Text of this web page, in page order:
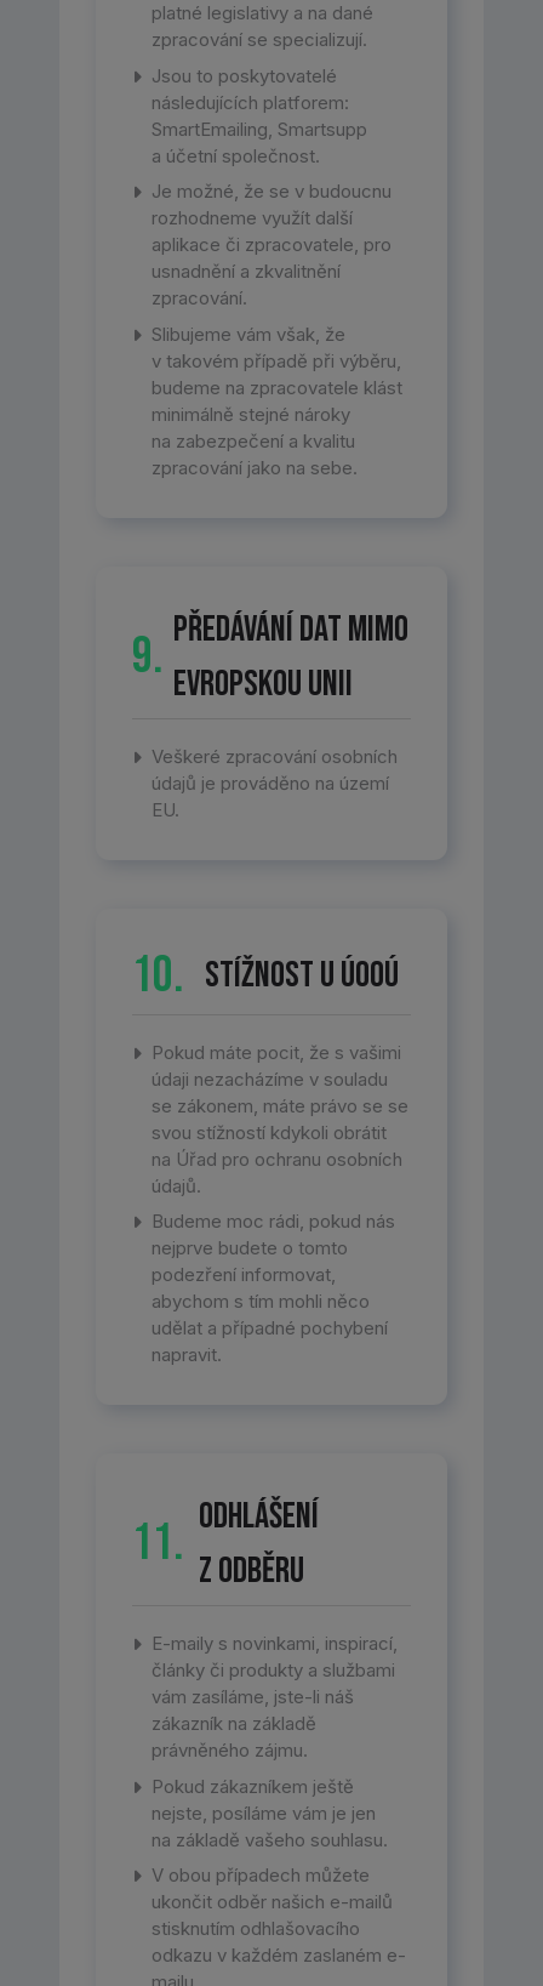
platné legislativy a na dané
zpracování se specializují.
Jsou to poskytovatelé
následujících platforem:
SmartEmailing, Smartsupp
a účetní společnost.
Je možné, že se v budoucnu
rozhodneme využít další
aplikace či zpracovatele, pro
usnadnění a zkvalitnění
zpracování.
Slibujeme vám však, že
v takovém případě při výběru,
budeme na zpracovatele klást
minimálně stejné nároky
na zabezpečení a kvalitu
zpracování jako na sebe.
9. Předávání dat mimo
Evropskou unii
Veškeré zpracování osobních
údajů je prováděno na území
EU.
10. Stížnost u ÚOOÚ
Pokud máte pocit, že s vašimi
údaji nezacházíme v souladu
se zákonem, máte právo se se
svou stížností kdykoli obrátit
na Úřad pro ochranu osobních
údajů.
Budeme moc rádi, pokud nás
nejprve budete o tomto
podezření informovat,
abychom s tím mohli něco
udělat a případné pochybení
napravit.
11. Odhlášení
z odběru
E-maily s novinkami, inspirací,
články či produkty a službami
vám zasíláme, jste-li náš
zákazník na základě
právněného zájmu.
Pokud zákazníkem ještě
nejste, posíláme vám je jen
na základě vašeho souhlasu.
V obou případech můžete
ukončit odběr našich e-mailů
stisknutím odhlašovacího
odkazu v každém zaslaném e-